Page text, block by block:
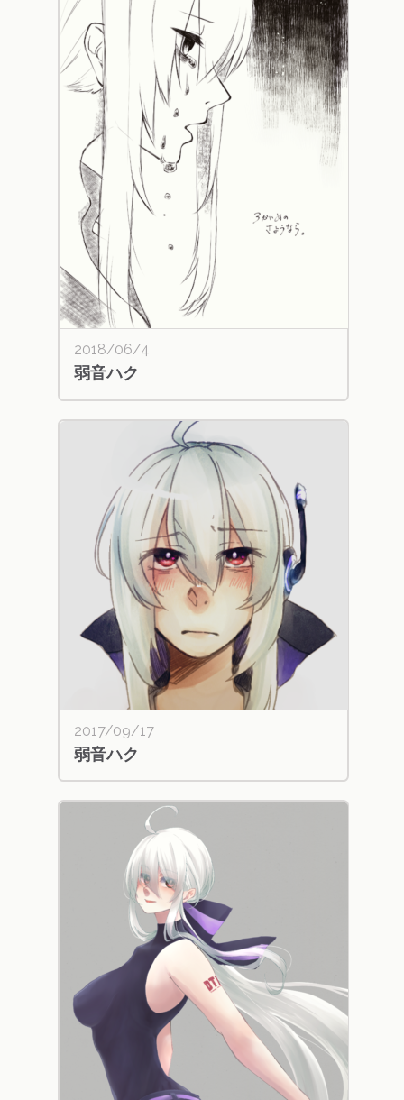
2018/06/4
弱音ハク
2017/09/17
弱音ハク